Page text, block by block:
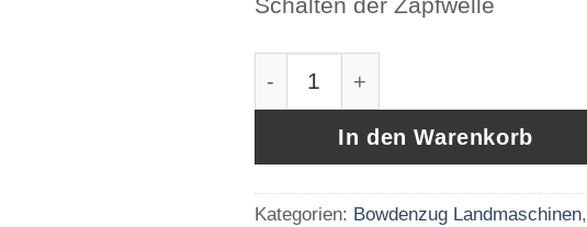
In den Warenkorb
Kategorien: Bowdenzug Landmaschinen,